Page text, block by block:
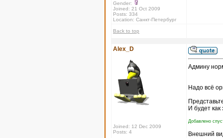
Gender:
Joined: 21 Oct 2009
Posts: 334
Location: Санкт-Петербург
Back to top
Alex_D
Joined: 12 Dec 2009
Posts: 4
Админу
Надо всё
И будет как
Добавлено
Внешний